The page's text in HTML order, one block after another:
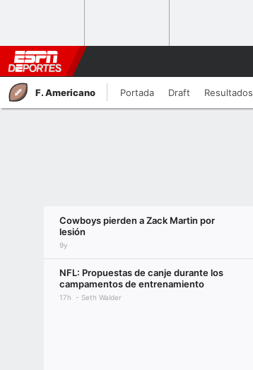
F. Americano Portada Draft Resultados
Cowboys pierden a Zack Martin por
lesión
9y
NFL: Propuestas de canje durante los
campamentos de entrenamiento
17h Seth Walder